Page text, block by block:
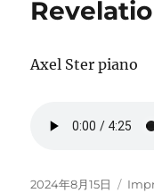
Axel Ster piano
Posted
2024年8月15日